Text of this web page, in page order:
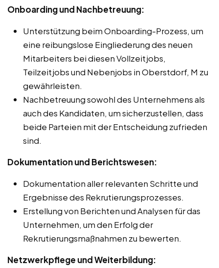
Onboarding und Nachbetreuung:
Unterstützung beim Onboarding-Prozess, um
eine reibungslose Eingliederung des neuen
Mitarbeiters bei diesen Vollzeitjobs,
Teilzeitjobs und Nebenjobs in Oberstdorf, M zu
gewährleisten.
Nachbetreuung sowohl des Unternehmens als
auch des Kandidaten, um sicherzustellen, dass
beide Parteien mit der Entscheidung zufrieden
sind.
Dokumentation und Berichtswesen:
Dokumentation aller relevanten Schritte und
Ergebnisse des Rekrutierungsprozesses.
Erstellung von Berichten und Analysen für das
Unternehmen, um den Erfolg der
Rekrutierungsmaßnahmen zu bewerten.
Netzwerkpflege und Weiterbildung: